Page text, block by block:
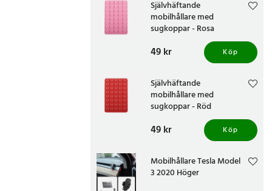
Självhäftande
mobilhållare med
sugkoppar - Rosa
Pris:49 kr
49 kr Köp
Självhäftande
mobilhållare med
sugkoppar - Röd
Pris:49 kr
49 kr Köp
Mobilhållare Tesla Model
3 2020 Höger